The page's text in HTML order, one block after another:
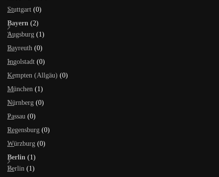
Stuttgart (0)
Bayern (2)
Augsburg (1)
Bayreuth (0)
Ingolstadt (0)
Kempten (Allgäu) (0)
München (1)
Nürnberg (0)
Passau (0)
Regensburg (0)
Würzburg (0)
Berlin (1)
Berlin (1)